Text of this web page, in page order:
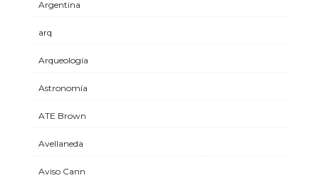
Argentina
arq
Arqueología
Astronomía
ATE Brown
Avellaneda
Aviso Cann